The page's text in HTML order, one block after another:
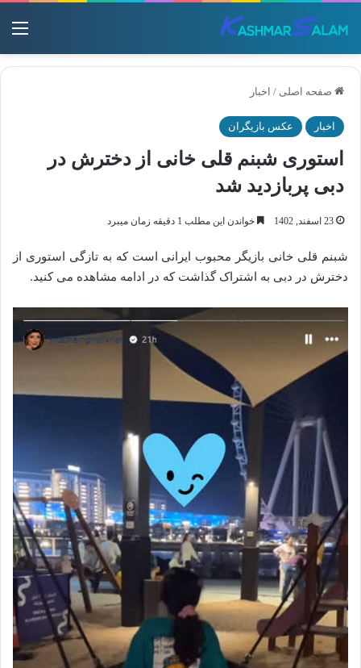
صفحه اصلی / اخبار
اخبار عکس بازیگران
استوری شبنم قلی خانی از دخترش در
دبی پربازدید شد
23 اسفند, 1402 خواندن این مطلب 1 دقیقه زمان میبرد
شبنم قلی خانی بازیگر محبوب ایرانی است که به تازگی استوری از
دخترش در دبی به اشتراک گذاشت که در ادامه مشاهده می کنید.